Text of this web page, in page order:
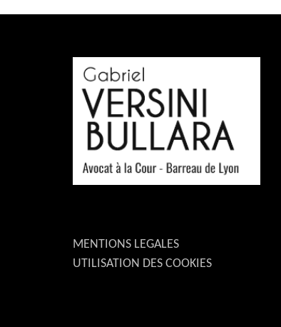
MENTIONS LEGALES
UTILISATION DES COOKIES